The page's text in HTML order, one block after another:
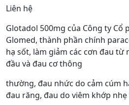
Liên hệ
Glotadol 500mg của Công ty Cổ
Glomed, thành phần chính
hạ sốt, làm giảm các cơn đau từ
đầu và đau cơ thông
thường, đau nhức do cảm cúm
đau răng, đau do viêm khớp